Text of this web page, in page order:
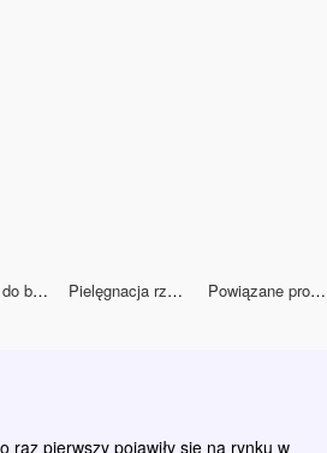
Akcesoria do brwi Pielęgnacja rzęs i brwi Powiązane produkty do barwienia brwi
raz pierwszy pojawiły się na rynku w